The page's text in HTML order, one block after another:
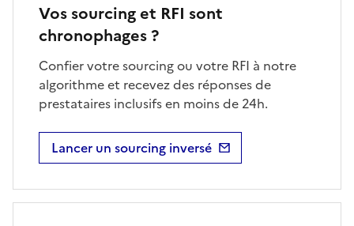
Vos sourcing et RFI sont
chronophages ?
Confier votre sourcing ou votre RFI à notre
algorithme et recevez des réponses de
prestataires inclusifs en moins de 24h.
Lancer un sourcing inversé